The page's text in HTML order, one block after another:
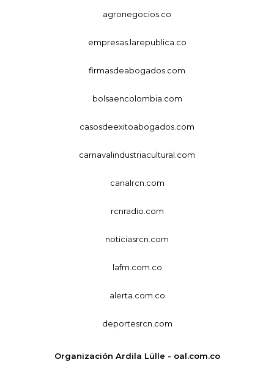
agronegocios.co
empresas.larepublica.co
firmasdeabogados.com
bolsaencolombia.com
casosdeexitoabogados.com
carnavalindustriacultural.com
canalrcn.com
rcnradio.com
noticiasrcn.com
lafm.com.co
alerta.com.co
deportesrcn.com
Organización Ardila Lülle - oal.com.co